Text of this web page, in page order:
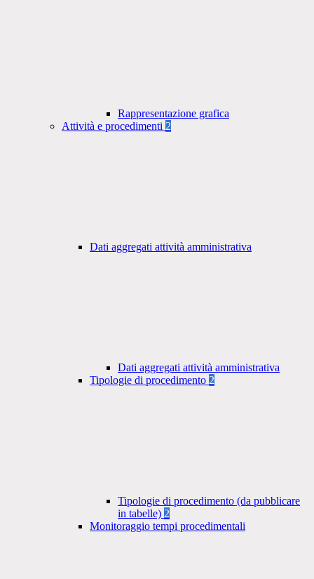
Rappresentazione grafica
Attività e procedimenti 2
Dati aggregati attività amministrativa
Dati aggregati attività amministrativa
Tipologie di procedimento 2
Tipologie di procedimento (da pubblicare
in tabelle) 2
Monitoraggio tempi procedimentali